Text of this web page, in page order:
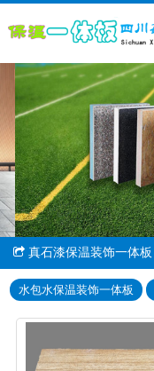
真石漆保温装饰一体板
水包水保温装饰一体板